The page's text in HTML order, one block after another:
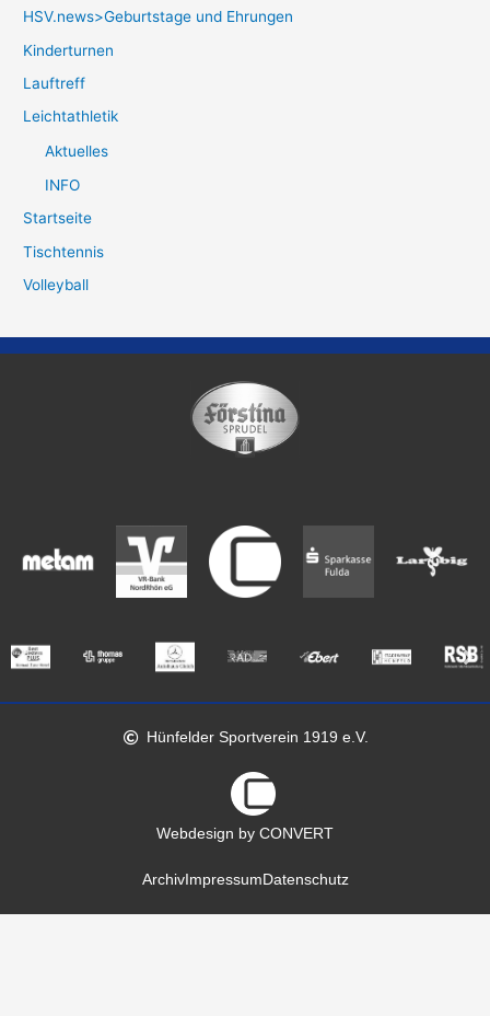
HSV.news>Geburtstage und Ehrungen
Kinderturnen
Lauftreff
Leichtathletik
Aktuelles
INFO
Startseite
Tischtennis
Volleyball
Hünfelder Sportverein 1919 e.V.
Webdesign by CONVERT
ArchivImpressum Datenschutz